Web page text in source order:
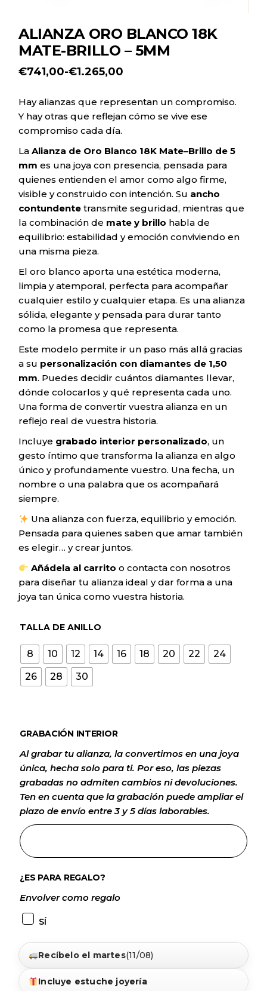
ALIANZA ORO BLANCO 18K
MATE-BRILLO – 5MM
€741,00-€1.265,00
Rango
precios:
desde
€741,00
hasta
Hay alianzas que representan un compromiso.
Y hay otras que reflejan cómo se vive ese
compromiso cada día.
LaAlianza de Oro Blanco 18K Mate–Brillo de 5
mm es una joya con presencia, pensada para
quienes entienden el amor como algo firme,
visible y construido con intención. Su ancho
contundente transmite seguridad, mientras que
la combinación de mate y brillo habla de
equilibrio: estabilidad y emoción conviviendo en
una misma pieza.
El oro blanco aporta una estética moderna,
limpia y atemporal, perfecta para acompañar
cualquier estilo y cualquier etapa. Es una alianza
sólida, elegante y pensada para durar tanto
como la promesa que representa.
Este modelo permite ir un paso más allá gracias
a su personalización con diamantes de 1,50
mm. Puedes decidir cuántos diamantes llevar,
dónde colocarlos y qué representa cada uno.
Una forma de convertir vuestra alianza en un
reflejo real de vuestra historia.
Incluye grabado interior personalizado, un
gesto íntimo que transforma la alianza en algo
único y profundamente vuestro. Una fecha, un
nombre o una palabra que os acompañará
siempre.
Una alianza con fuerza, equilibrio y emoción.
Pensada para quienes saben que amar también
es elegir… y crear juntos.
Añádela al carrito o contacta con nosotros
para diseñar tu alianza ideal y dar forma a una
joya tan única como vuestra historia.
TALLA DE ANILLO
8 10 12 14 16 18 20 22
24
26
28 30
GRABACIÓN INTERIOR
Al grabar tu alianza, la convertimos en una joya
única, hecha solo para ti. Por eso, las piezas
grabadas no admiten cambios ni devoluciones.
Ten en cuenta que la grabación puede ampliar el
plazo de envío entre 3 y 5 días laborables.
¿ES PARA REGALO?
Envolver como regalo
SÍ
Recíbelo el martes(11/08)
Incluye estuche joyería